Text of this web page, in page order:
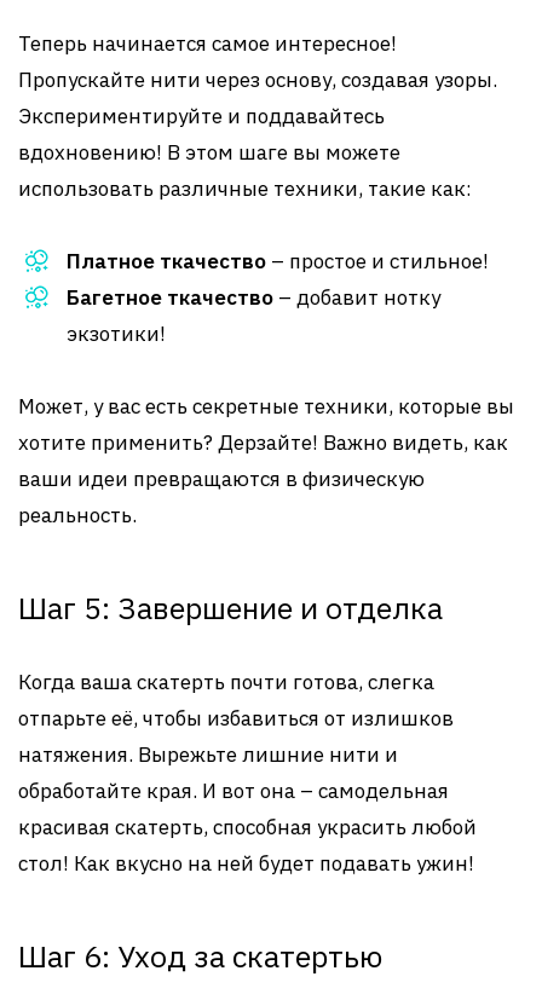
Теперь начинается самое интересное!
Пропускайте нити через основу, создавая узоры.
Экспериментируйте и поддавайтесь
вдохновению! В этом шаге вы можете
использовать различные техники, такие как:
Платное ткачество – простое и стильное!
Багетное ткачество – добавит нотку
экзотики!
Может, у вас есть секретные техники, которые вы
хотите применить? Дерзайте! Важно видеть, как
ваши идеи превращаются в физическую
реальность.
Шаг 5: Завершение и отделка
Когда ваша скатерть почти готова, слегка
отпарьте её, чтобы избавиться от излишков
натяжения. Вырежьте лишние нити и
обработайте края. И вот она – самодельная
красивая скатерть, способная украсить любой
стол! Как вкусно на ней будет подавать ужин!
Шаг 6: Уход за скатертью